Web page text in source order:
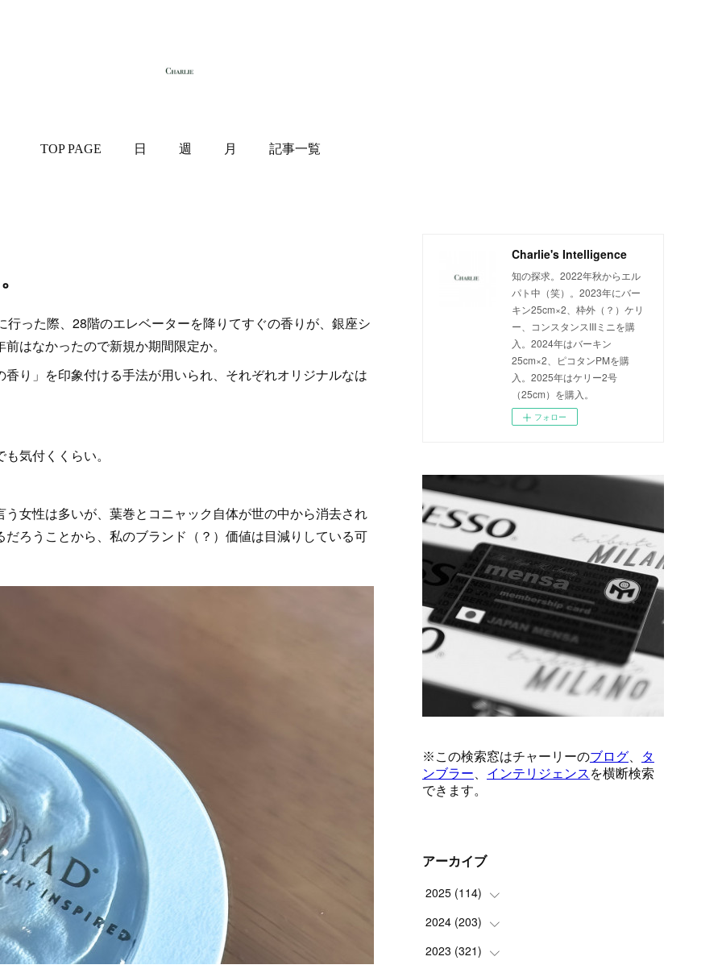
TOP PAGE 日 週 月 記事一覧
った際、28階のエレベーターを降りてすぐの香りが、銀座シ
はなかったので新規か期間限定か。
り」を印象付ける手法が用いられ、それぞれオリジナルなは
気付くくらい。
女性は多いが、葉巻とコニャック自体が世の中から消去され
ろうことから、私のブランド（？）価値は目減りしている可
Charlie's Intelligence
知の探求。2022年秋からエル
パト中（笑）。2023年にバー
キン25cm×2、枠外（？）ケリ
ー、コンスタンスIIIミニを購
入。2024年はバーキン
25cm×2、ピコタンPMを購
入。2025年はケリー2号
（25cm）を購入。
フォロー
アーカイブ
2025 (114)
(1)
(8)
2024 (203)
(24)
2023 (321)